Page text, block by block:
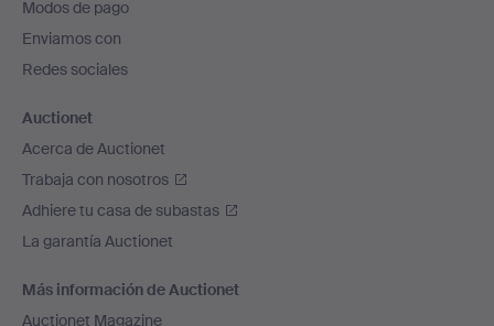
de
página
Modos de pago
Enviamos con
Redes sociales
Auctionet
Acerca de Auctionet
Trabaja con nosotros
Adhiere tu casa de subastas
La garantía Auctionet
Más información de Auctionet
Auctionet Magazine